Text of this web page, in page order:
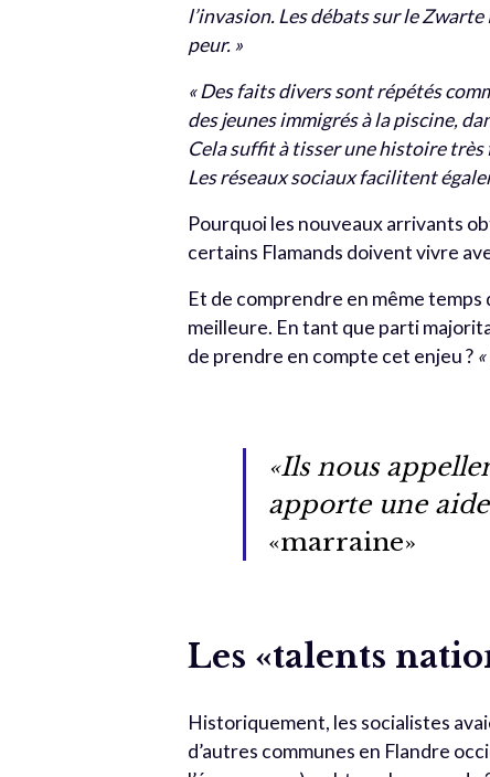
l’invasion. Les débats sur le
peur. »
« Des faits divers sont répétés
des jeunes immigrés à la piscine,
Cela suffit à tisser une histoire très
Les réseaux sociaux facilitent
Pourquoi les nouveaux arrivants
certains Flamands doivent vivre
Et de comprendre en même
meilleure. En tant que parti
de prendre en compte cet enjeu ?
«Ils nous
apporte une aide
«marraine»
Les «talents
Historiquement, les socialistes
d’autres communes en Flandre